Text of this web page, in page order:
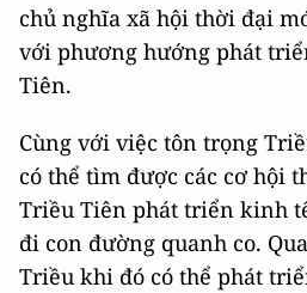
chủ nghĩa xã hội thời đại
với phương hướng phát
Tiên.
Cùng với việc tôn trọng
có thể tìm được các cơ hội
Triều Tiên phát triển kinh
đi con đường quanh co.
Triều khi đó có thể phát